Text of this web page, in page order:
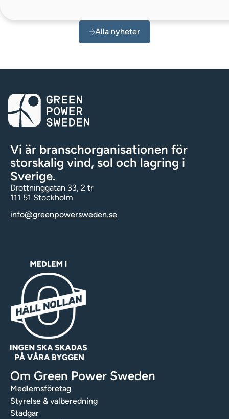
Alla nyheter
Vi är branschorganisationen för
storskalig vind, sol och lagring i
Sverige.
Drottninggatan 33, 2 tr
111 51 Stockholm
info@greenpowersweden.se
Om Green Power Sweden
Medlemsföretag
Styrelse & valberedning
Stadgar